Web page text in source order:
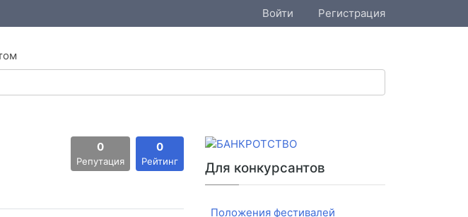
Войти Регистрация
0
Репутация
0
Рейтинг Для конкурсантов
Положения фестивалей